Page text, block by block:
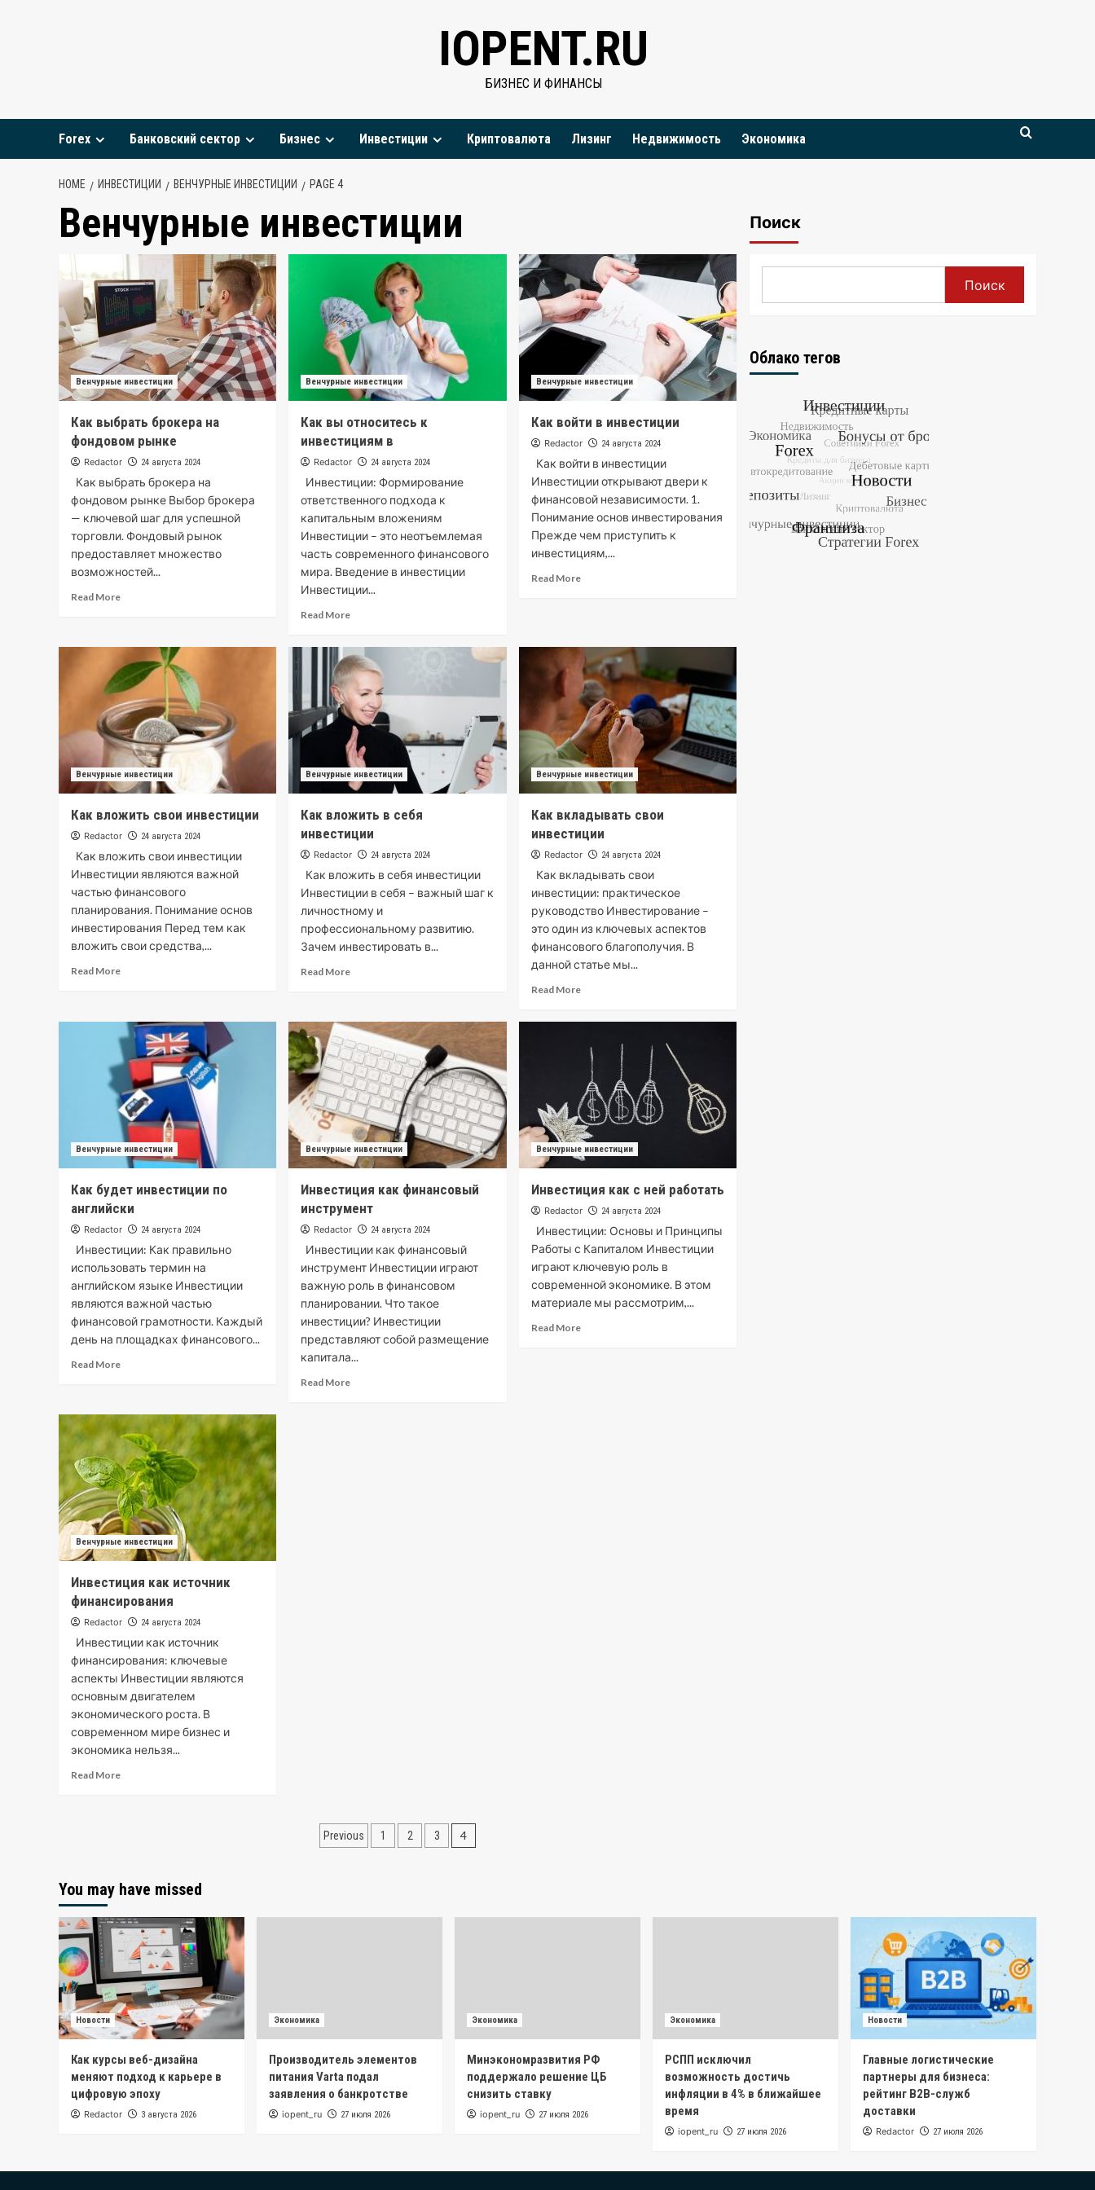
IOPENT.RU
БИЗНЕС И ФИНАНСЫ
Forex Банковский сектор Бизнес Инвестиции Криптовалюта Лизинг Недвижимость Экономика
HOME ИНВЕСТИЦИИ ВЕНЧУРНЫЕ ИНВЕСТИЦИИ PAGE 4
Венчурные инвестиции
Венчурные инвестиции
Как выбрать брокера на
фондовом рынке
Redactor 24 августа 2024
Как выбрать брокера на
фондовом рынке Выбор брокера
— ключевой шаг для успешной
торговли. Фондовый рынок
предоставляет множество
возможностей...
Read More
Венчурные инвестиции
Как вы относитесь к
инвестициям в
Redactor 24 августа 2024
Инвестиции: Формирование
ответственного подхода к
капитальным вложениям
Инвестиции – это неотъемлемая
часть современного финансового
мира. Введение в инвестиции
Инвестиции...
Read More
Венчурные инвестиции
Как войти в инвестиции
Redactor 24 августа 2024
Как войти в инвестиции
Инвестиции открывают двери к
финансовой независимости. 1.
Понимание основ инвестирования
Прежде чем приступить к
инвестициям,...
Read More
Венчурные инвестиции
Как вложить свои инвестиции
Redactor 24 августа 2024
Как вложить свои инвестиции
Инвестиции являются важной
частью финансового
планирования. Понимание основ
инвестирования Перед тем как
вложить свои средства,...
Read More
Венчурные инвестиции
Как вложить в себя
инвестиции
Redactor 24 августа 2024
Как вложить в себя инвестиции
Инвестиции в себя – важный шаг к
личностному и
профессиональному развитию.
Зачем инвестировать в...
Read More
Венчурные инвестиции
Как вкладывать свои
инвестиции
Redactor 24 августа 2024
Как вкладывать свои
инвестиции: практическое
руководство Инвестирование –
это один из ключевых аспектов
финансового благополучия. В
данной статье мы...
Read More
Венчурные инвестиции
Как будет инвестиции по
английски
Redactor 24 августа 2024
Инвестиции: Как правильно
использовать термин на
английском языке Инвестиции
являются важной частью
финансовой грамотности. Каждый
день на площадках финансового...
Read More
Венчурные инвестиции
Инвестиция как финансовый
инструмент
Redactor 24 августа 2024
Инвестиции как финансовый
инструмент Инвестиции играют
важную роль в финансовом
планировании. Что такое
инвестиции? Инвестиции
представляют собой размещение
капитала...
Read More
Венчурные инвестиции
Инвестиция как с ней работать
Redactor 24 августа 2024
Инвестиции: Основы и Принципы
Работы с Капиталом Инвестиции
играют ключевую роль в
современной экономике. В этом
материале мы рассмотрим,...
Read More
Венчурные инвестиции
Инвестиция как источник
финансирования
Redactor 24 августа 2024
Инвестиции как источник
финансирования: ключевые
аспекты Инвестиции являются
основным двигателем
экономического роста. В
современном мире бизнес и
экономика нельзя...
Read More
Пагинация
Previous 1 2 3 4
Поиск
Поиск
Облако тегов
You may have missed
Новости
Как курсы веб-дизайна
меняют подход к карьере в
цифровую эпоху
Redactor 3 августа 2026
Экономика
Производитель элементов
питания Varta подал
заявления о банкротстве
iopent_ru 27 июля 2026
Экономика
Минэкономразвития РФ
поддержало решение ЦБ
снизить ставку
iopent_ru 27 июля 2026
Экономика
РСПП исключил
возможность достичь
инфляции в 4% в ближайшее
время
iopent_ru 27 июля 2026
Новости
Главные логистические
партнеры для бизнеса:
рейтинг B2B-служб
доставки
Redactor 27 июля 2026